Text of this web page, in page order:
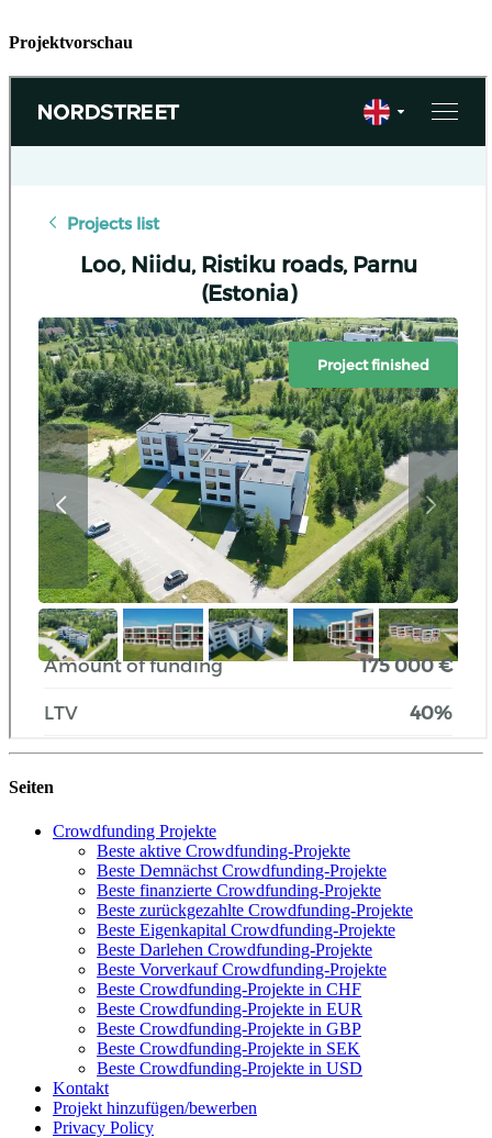
Projektvorschau
Seiten
Crowdfunding Projekte
Beste aktive Crowdfunding-Projekte
Beste Demnächst Crowdfunding-Projekte
Beste finanzierte Crowdfunding-Projekte
Beste zurückgezahlte Crowdfunding-Projekte
Beste Eigenkapital Crowdfunding-Projekte
Beste Darlehen Crowdfunding-Projekte
Beste Vorverkauf Crowdfunding-Projekte
Beste Crowdfunding-Projekte in CHF
Beste Crowdfunding-Projekte in EUR
Beste Crowdfunding-Projekte in GBP
Beste Crowdfunding-Projekte in SEK
Beste Crowdfunding-Projekte in USD
Kontakt
Projekt hinzufügen/bewerben
Privacy Policy